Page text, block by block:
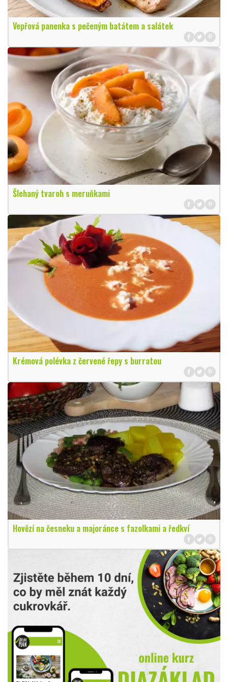
Vepřová panenka s pečeným batátem a salátek
Šlehaný tvaroh s meruňkami
Krémová polévka z červené řepy s burratou
Hovězí na česneku a majoránce s fazolkami a ředkví